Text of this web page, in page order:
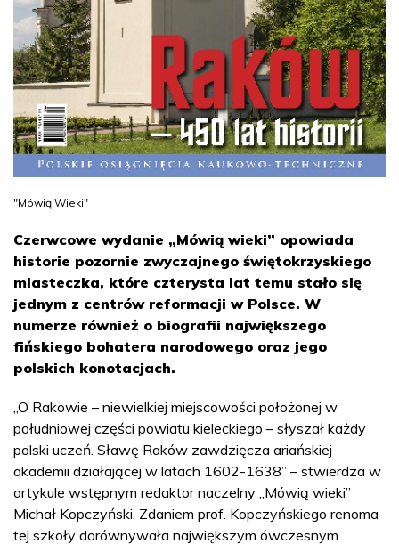
"Mówią Wieki"
Czerwcowe wydanie „Mówią wieki” opowiada
historie pozornie zwyczajnego świętokrzyskiego
miasteczka, które czterysta lat temu stało się
jednym z centrów reformacji w Polsce. W
numerze również o biografii największego
fińskiego bohatera narodowego oraz jego
polskich konotacjach.
„O Rakowie – niewielkiej miejscowości położonej w
południowej części powiatu kieleckiego – słyszał każdy
polski uczeń. Sławę Raków zawdzięcza ariańskiej
akademii działającej w latach 1602-1638” – stwierdza w
artykule wstępnym redaktor naczelny „Mówią wieki”
Michał Kopczyński. Zdaniem prof. Kopczyńskiego renoma
tej szkoły dorównywała największym ówczesnym